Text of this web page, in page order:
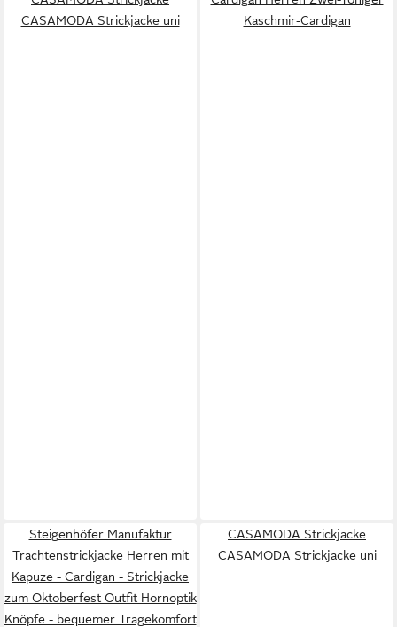
CASAMODA Strickjacke uni
Kaschmir-Cardigan
Steigenhöfer Manufaktur
Trachtenstrickjacke Herren mit
Kapuze - Cardigan - Strickjacke
zum Oktoberfest Outfit Hornoptik
Knöpfe - bequemer Tragekomfort
CASAMODA Strickjacke
CASAMODA Strickjacke uni